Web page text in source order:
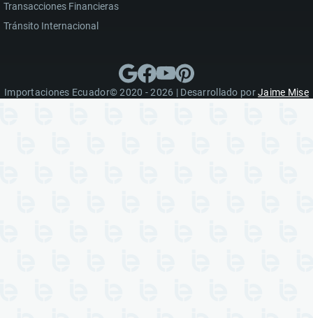
Transacciones Financieras
Tránsito Internacional
Importaciones Ecuador© 2020 - 2026 | Desarrollado porJaime Mise